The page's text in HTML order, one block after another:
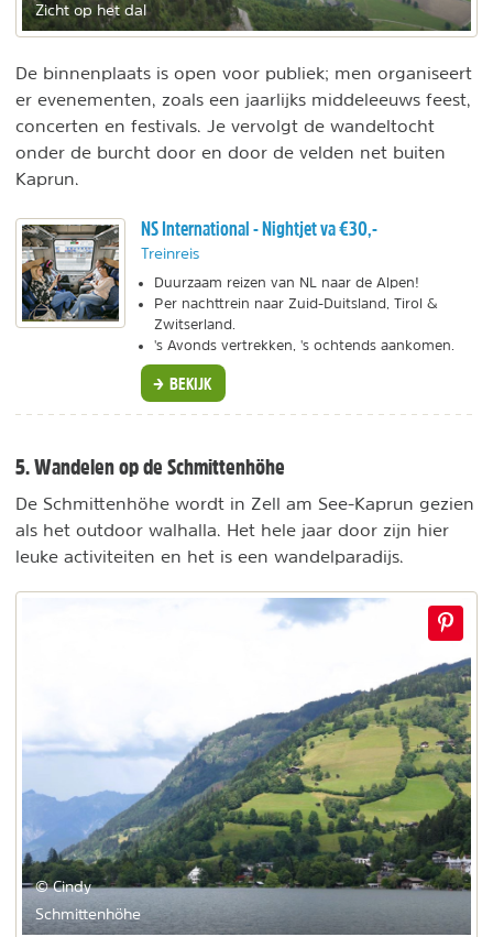
Zicht op het dal
De binnenplaats is open voor publiek; men organiseert
er evenementen, zoals een jaarlijks middeleeuws feest,
concerten en festivals. Je vervolgt de wandeltocht
onder de burcht door en door de velden net buiten
Kaprun.
NS International - Nightjet va €30,-
Treinreis
Duurzaam reizen van NL naar de Alpen!
Per nachttrein naar Zuid-Duitsland, Tirol &
Zwitserland.
's Avonds vertrekken, 's ochtends aankomen.
BEKIJK
5. Wandelen op de Schmittenhöhe
De Schmittenhöhe wordt in Zell am See-Kaprun gezien
als het outdoor walhalla. Het hele jaar door zijn hier
leuke activiteiten en het is een wandelparadijs.
© Cindy
Schmittenhöhe